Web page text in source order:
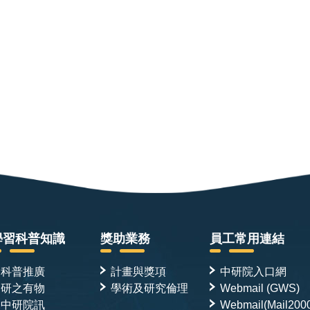
習科普知識
科普推廣
研之有物
中研院訊
獎助業務
計畫與獎項
學術及研究倫理
員工常用連結
中研院入口網
Webmail (GWS)